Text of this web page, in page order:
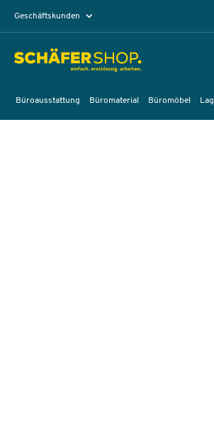
Geschäftskunden
Büroausstattung Büromaterial Büromöbel